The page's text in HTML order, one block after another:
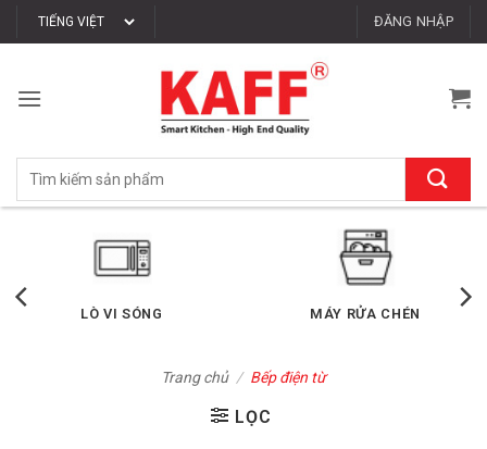
qua
dung
ĐĂNG NHẬP
Tìm
MÁY RỬA CHÉN
Trang chủ / Bếp điện từ
LỌC